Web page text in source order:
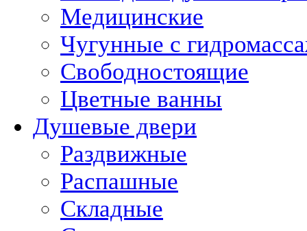
Медицинские
Чугунные с
Свободностоящие
Цветные ванны
Душевые двери
Раздвижные
Распашные
Складные